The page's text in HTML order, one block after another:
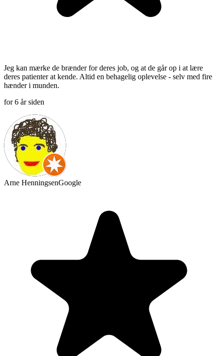
Jeg kan mærke de brænder for deres job, og at de går op i at lære
deres patienter at kende. Altid en behagelig oplevelse - selv med fire
hænder i munden.
for 6 år siden
Arne HenningsenGoogle